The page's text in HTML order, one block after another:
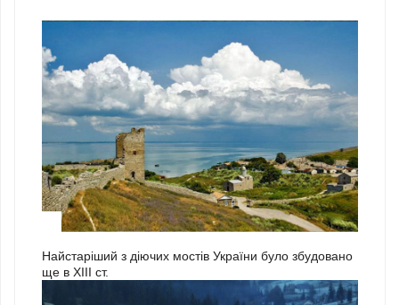
Найстаріший з діючих мостів України було збудовано
ще в ХІІІ ст.